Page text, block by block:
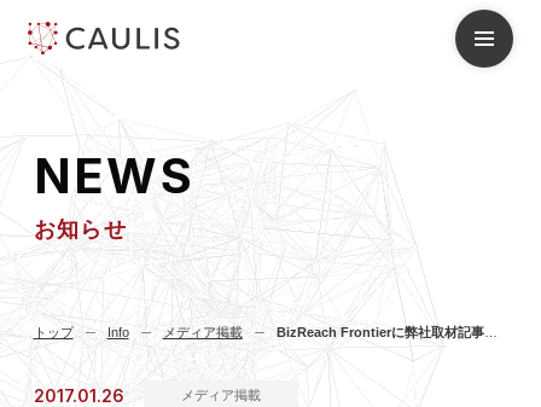
NEWS
お知らせ
トップ Info メディア掲載 BizReach Frontierに弊社取材記事が掲載されました
2017.01.26 メディア掲載